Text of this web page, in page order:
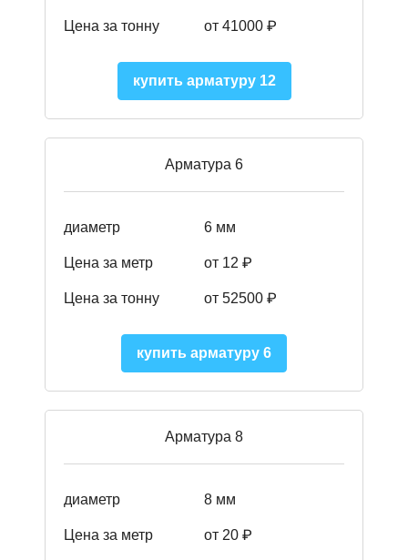
Цена за тонну от 41000 ₽
купить арматуру 12
Арматура 6
диаметр 6 мм
Цена за метр от 12 ₽
Цена за тонну от 52500 ₽
купить арматуру 6
Арматура 8
диаметр 8 мм
Цена за метр от 20 ₽